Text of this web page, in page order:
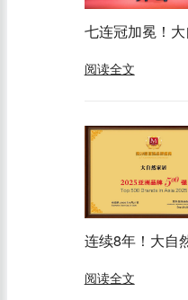
七连冠加冕！
阅读全文
连续8年！大自
阅读全文